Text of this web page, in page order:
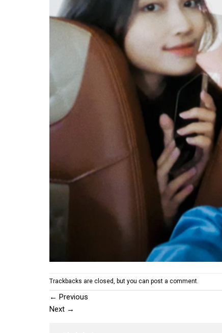
Trackbacks are closed, but you can post a comment.
← Previous
Next →